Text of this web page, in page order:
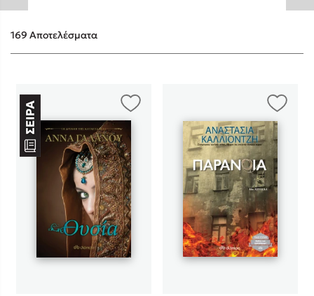
Το λεξικό της ζωής σου
Κώστας Κρομμύδας
Το λιμάνι μου είσαι εσύ
169 Αποτελέσματα